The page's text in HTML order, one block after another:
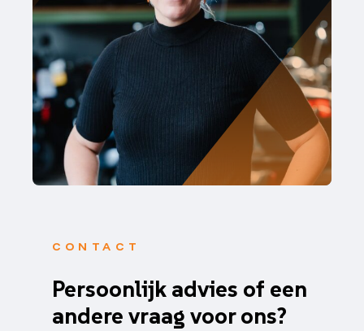
CONTACT
Persoonlijk advies of een
andere vraag voor ons?